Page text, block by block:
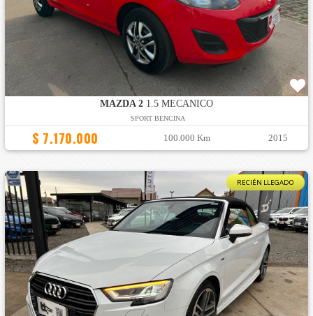
MAZDA 21.5 MECANICO
SPORT BENCINA
$ 7.170.000 100.000 Km 2015
RECIÉN LLEGADO